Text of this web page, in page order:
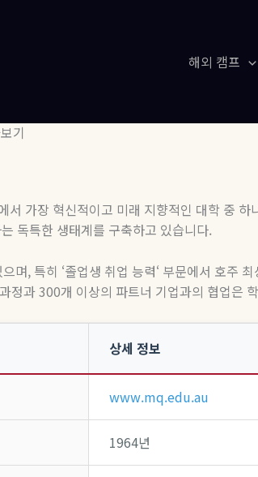
해외 캠프
기
서 가장 혁신적이고 미래 지향적인 대학 중 하
독특한 생태계를 구축하고 있습니다.
며, 특히 ‘졸업생 취업 능력‘ 부문에서 호주
정과300개 이상의 파트너 기업과의 협업은
상세 정보
www.mq.edu.au
1964년